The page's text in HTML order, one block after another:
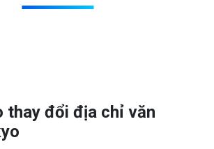
thay đổi địa chỉ văn